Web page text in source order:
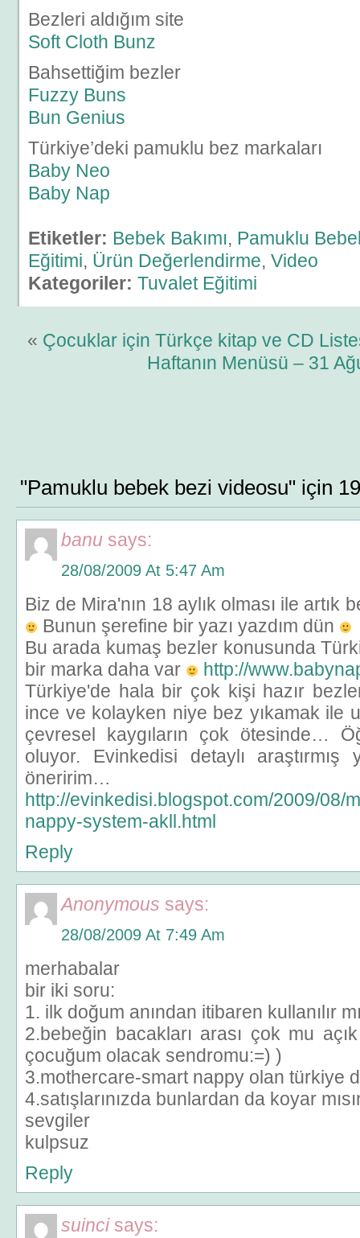
Bezleri aldığım site
Soft Cloth Bunz
Bahsettiğim bezler
Fuzzy Buns
Bun Genius
Türkiye’deki pamuklu bez markaları
Baby Neo
Baby Nap
Etiketler: Bebek Bakımı, Pamuklu
Eğitimi, Ürün Değerlendirme, Video
Kategoriler: Tuvalet Eğitimi
« Çocuklar için Türkçe kitap ve CD
Haftanın Menüsü – 31
"Pamuklu bebek bezi videosu" için
banu says:
28/08/2009 At 5:47 Am
Biz de Mira'nın 18 aylık olması ile artık
Bunun şerefine bir yazı yazdım dün
Bu arada kumaş bezler konusunda
bir marka daha var
http://
Türkiye'de hala bir çok kişi hazır
ince ve kolayken niye bez yıkamak ile
çevresel kaygıların çok ötesinde…
oluyor. Evinkedisi detaylı araştırmış
öneririm…
http://evinkedisi.blogspot.com/2009/08/
nappy-system-akll.html
Reply
Anonymous says:
28/08/2009 At 7:49 Am
merhabalar
bir iki soru:
1. ilk doğum anından itibaren kullanılır
2.bebeğin bacakları arası çok mu
çocuğum olacak sendromu:=) )
3.mothercare-smart nappy olan türkiye
4.satışlarınızda bunlardan da koyar
sevgiler
kulpsuz
Reply
suinci says: